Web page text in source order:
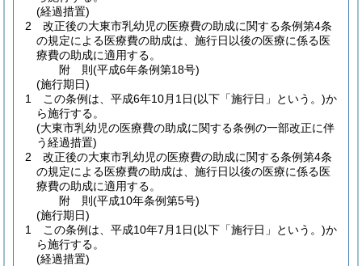
(経過措置)
2
改正後の大東市乳幼児の医療費の助成に関する条例第4条
の規定による医療費の助成は、施行日以後の医療に係る医
療費の助成に適用する。
附 則(平成6年条例第18号)
(施行期日)
1
この条例は、平成6年10月1日(以下「施行日」という。)か
ら施行する。
(大東市乳幼児の医療費の助成に関する条例の一部改正に伴
う経過措置)
2
改正後の大東市乳幼児の医療費の助成に関する条例第4条
の規定による医療費の助成は、施行日以後の医療に係る医
療費の助成に適用する。
附 則(平成10年条例第5号)
(施行期日)
1
この条例は、平成10年7月1日(以下「施行日」という。)か
ら施行する。
(経過措置)